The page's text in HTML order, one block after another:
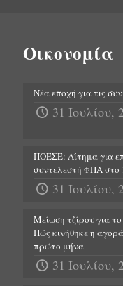
Οικονομία
Νέα εποχή για τις
31 Ιουλίου,
ΠΟΕΣΕ: Αίτημα για
συντελεστή ΦΠΑ στο
31 Ιουλίου,
Μείωση τζίρου για
Πώς κινήθηκε η
πρώτο μήνα
31 Ιουλίου,